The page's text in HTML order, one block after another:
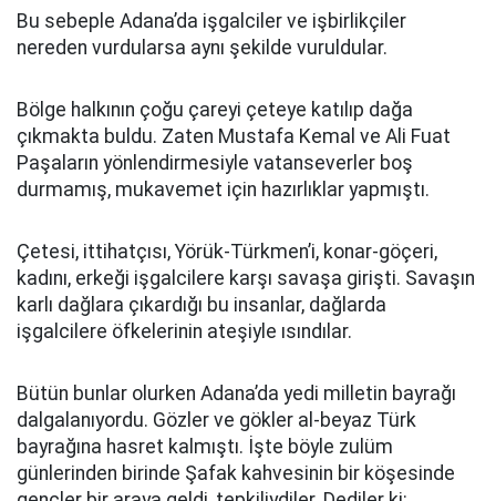
Bu sebeple Adana’da işgalciler ve işbirlikçiler
nereden vurdularsa aynı şekilde vuruldular.
Bölge halkının çoğu çareyi çeteye katılıp dağa
çıkmakta buldu. Zaten Mustafa Kemal ve Ali Fuat
Paşaların yönlendirmesiyle vatanseverler boş
durmamış, mukavemet için hazırlıklar yapmıştı.
Çetesi, ittihatçısı, Yörük-Türkmen’i, konar-göçeri,
kadını, erkeği işgalcilere karşı savaşa girişti. Savaşın
karlı dağlara çıkardığı bu insanlar, dağlarda
işgalcilere öfkelerinin ateşiyle ısındılar.
Bütün bunlar olurken Adana’da yedi milletin bayrağı
dalgalanıyordu. Gözler ve gökler al-beyaz Türk
bayrağına hasret kalmıştı. İşte böyle zulüm
günlerinden birinde Şafak kahvesinin bir köşesinde